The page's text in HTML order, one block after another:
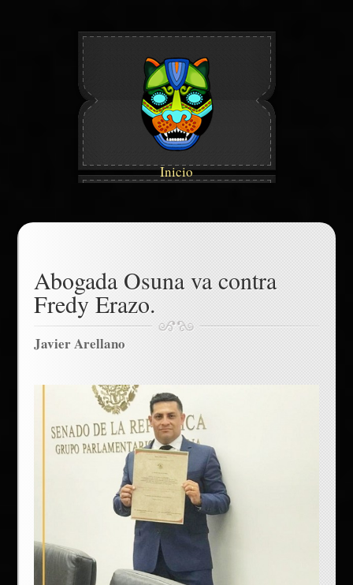
Inicio
Abogada Osuna va contra
Fredy Erazo.
Javier Arellano